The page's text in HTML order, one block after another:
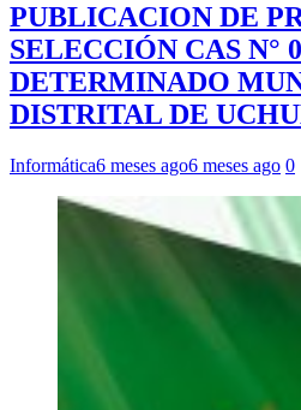
PUBLICACION DE
SELECCIÓN CAS N°
DETERMINADO
DISTRITAL DE
Informática6 meses ago6 meses ago 0